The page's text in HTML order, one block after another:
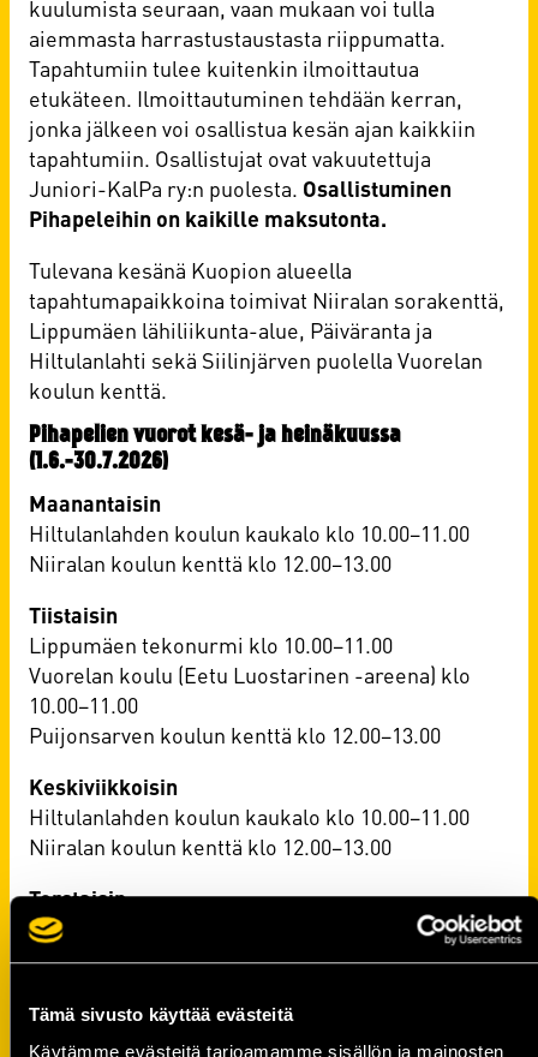
Tämä sivusto käyttää evästeitä
Käytämme evästeitä tarjoamamme sisällön ja mainosten
kuulumista seuraan, vaan mukaan voi tulla
aiemmasta harrastustaustasta riippumatta.
Tapahtumiin tulee kuitenkin ilmoittautua
etukäteen. Ilmoittautuminen tehdään kerran,
jonka jälkeen voi osallistua kesän ajan kaikkiin
tapahtumiin. Osallistujat ovat vakuutettuja
Juniori-KalPa ry:n puolesta. Osallistuminen
Pihapeleihin on kaikille maksutonta.
Tulevana kesänä Kuopion alueella
tapahtumapaikkoina toimivat Niiralan sorakenttä,
Lippumäen lähiliikunta-alue, Päiväranta ja
Hiltulanlahti sekä Siilinjärven puolella Vuorelan
koulun kenttä.
Pihapelien vuorot kesä- ja heinäkuussa
(1.6.-30.7.2026)
Maanantaisin
Hiltulanlahden koulun kaukalo klo 10.00–11.00
Niiralan koulun kenttä klo 12.00–13.00
Tiistaisin
Lippumäen tekonurmi klo 10.00–11.00
Vuorelan koulu (Eetu Luostarinen -areena) klo
10.00–11.00
Puijonsarven koulun kenttä klo 12.00–13.00
Keskiviikkoisin
Hiltulanlahden koulun kaukalo klo 10.00–11.00
Niiralan koulun kenttä klo 12.00–13.00
Torstaisin
Lippumäen tekonurmi klo 10.00–11.00
Vuorelan koulu (Eetu Luostarinen -areena) klo
Puijonsarven koulun kenttä klo 12.00–13.00